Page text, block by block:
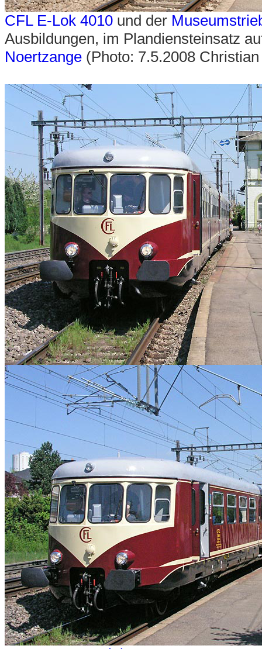
CFL E-Lok 4010 und der
Ausbildungen, im Plandiensteinsatz
Noertzange (Photo: 7.5.2008